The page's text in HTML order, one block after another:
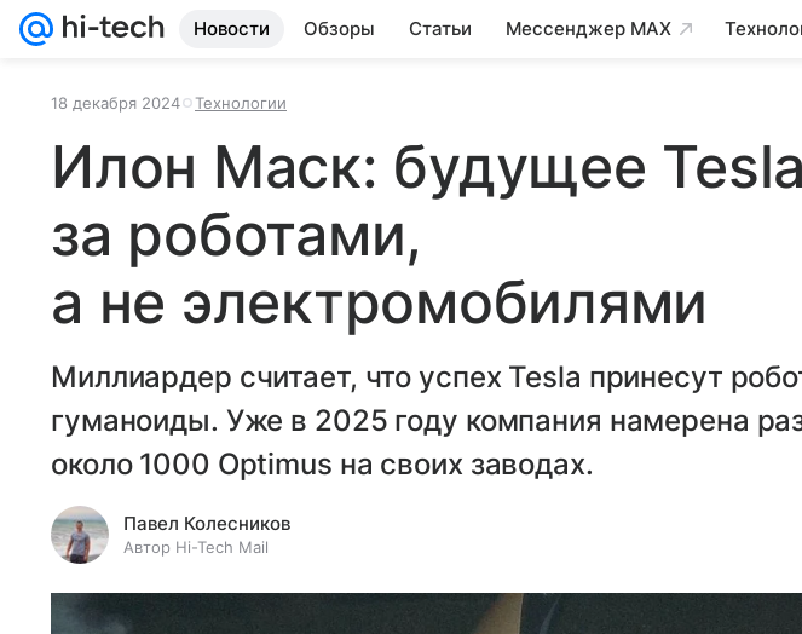
Новости Обзоры Статьи Мессенджер MAX
18 декабря 2024 Технологии
Илон Маск: будущее Tesla
за роботами,
а не электромобилями
Миллиардер считает, что успех Tesla принесут
гуманоиды. Уже в 2025 году компания намерена
около 1000 Optimus на своих заводах.
Павел Колесников
Автор Hi-Tech Mail